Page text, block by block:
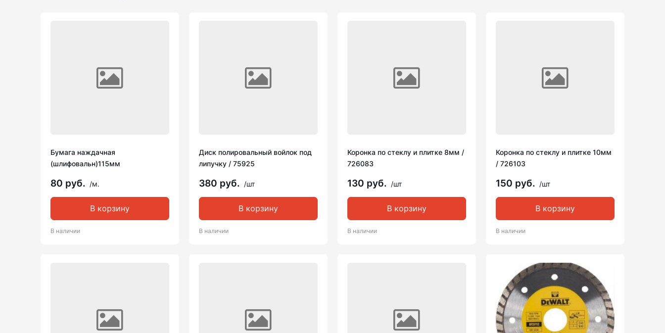
Бумага наждачная
(шлифовальн)115мм
80 руб. /м.
В корзину
В наличии
Диск полировальный войлок под
липучку / 75925
380 руб. /шт
В корзину
В наличии
Коронка по стеклу и плитке 8мм /
726083
130 руб. /шт
В корзину
В наличии
Коронка по стеклу и плитке 10мм
/ 726103
150 руб. /шт
В корзину
В наличии